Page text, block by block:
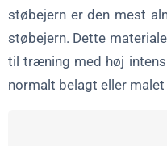
støbejern er den mest
støbejern. Dette
til træning med høj
normalt belagt eller